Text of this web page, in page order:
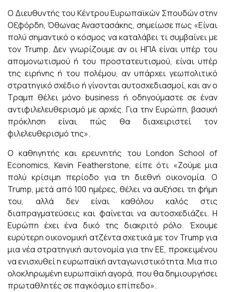
Ο Διευθυντής του Κέντρου Ευρωπαϊκών Σπουδών στην
Οξφόρδη, Όθωνας Αναστασάκης, σημείωσε πως «Είναι
πολύ σημαντικό ο κόσμος να καταλάβει τι συμβαίνει με
τον Trump. Δεν γνωρίζουμε αν οι ΗΠΑ είναι υπέρ του
απομονωτισμού ή του προστατευτισμού, είναι υπέρ
της ειρήνης ή του πολέμου, αν υπάρχει γεωπολιτικό
στρατηγικό σχέδιο ή γίνονται αυτοσχεδιασμοί, και αν ο
Τραμπ θέλει μόνο business ή οδηγούμαστε σε έναν
αντιφιλελευθερισμό με αρχές. Για την Ευρώπη, βασική
πρόκληση είναι πώς θα διαχειριστεί τον
φιλελευθερισμό της».
Ο καθηγητής και ερευνητής του London School of
Economics, Kevin Featherstone, είπε ότι «Ζούμε μια
πολύ κρίσιμη περίοδο για τη διεθνή οικονομία. Ο
Trump, μετά από 100 ημέρες, θέλει να αυξήσει τη φήμη
του, αλλά δεν είναι καθόλου καλός στις
διαπραγματεύσεις και φαίνεται να αυτοσχεδιάζει. Η
Ευρώπη έχει ένα δικό της διακριτό ρόλο. Έχουμε
ευρύτερη οικονομική ατζέντα σχετικά με τον Trump για
μια νέα στρατηγική αυτονομία για την ΕΕ, προκειμένου
να ενισχυθεί η ευρωπαϊκή ανταγωνιστικότητα. Μια πιο
ολοκληρωμένη ευρωπαϊκή αγορά, που θα δημιουργήσει
πρωταθλητές σε παγκόσμιο επίπεδο».